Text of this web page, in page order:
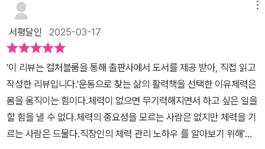
을 지치지 않고 오래 할 수 있도록 누구나 단단한 체력을 가지도록 응
원한다. 지금도 부족한 체력에 허덕이는 사람이라면 이 책을 통해 체
력이 짱짱해지고 인생이 변화되는 자신만의 ‘본 어게인’을 경험해보
자.
지 기를 수 있다고 이야기한다. 작가님의 원동력이 체력이라는 것을
알게 되니, 책을 읽으면서 나도 무슨 운동이라도 할 수 있을 것 같은
에너지 '뿜뿜' 자극을 받았다. 날도 조금씩 따뜻해지는 요즘, 집에만
있지 말고 운동화 끈 단단히 묶고 밖으로 나가야겠다. 걷다 보면 뛰고
싶기도 할 테니. 올해는 나의 체력도 성장시켜봐야겠다. '체력은 절대
나를 배신하지 않는다.'인생에서도, 관계에서도 가장 중요한 것은 결
국 체력! 젊을 때 연금 저축 납입하듯 꾸준히 체력을 쌓아야 한다!'저
질 체력'으로 운동을 포기한 사람이라면 이 책을 읽고 스스로 몸을 일
나 표현적인 의미를 통해 더 많은 성장과 성공 등의 가치를 함께 이룰
수 있다는 점을 이해한다면 책에서 표현되는 혹은 저자가 말하는 삶
의 자세나 방향성 등의 조언이 크게 어렵지 않게 다가올 것이다. 특히
책에서는 건강 및 운동에 대한 직언을 통해 어떤 형태로 체력관리를
해나가며 일상과 현실, 실무적인 영역에서도 긍정의 과정과 결과값,
모두를 지향해야 하는지도 구체적으로 전하고 있다. 물론 누구나 알
만한 기본적인 자기관리의 방식이나 진부한 조언 정도로 체감할 수도
있겠지만 그만큼 절대적으로 필요하고 또 중요하다는 점을 바탕으로
해당 도서를 읽는다면 생각보다 내가 바라는 삶의 긍정의 요소나 성
서평달인 2025-03-17
'이 리뷰는 컬처블룸을 통해 출판사에서 도서를 제공 받아, 직접 읽고
작성한 리뷰입니다.'운동으로 찾는 삶의 활력책을 선택한 이유체력은
몸을 움직이는 힘이다.체력이 없으면 무기력해지면서 하고 싶은 일을
할 힘을 낼 수 없다.체력의 중요성을 모르는 사람은 없지만 체력을 기
르는 사람은 드물다.직장인의 체력 관리 노하우 를 알아보기 위해'다